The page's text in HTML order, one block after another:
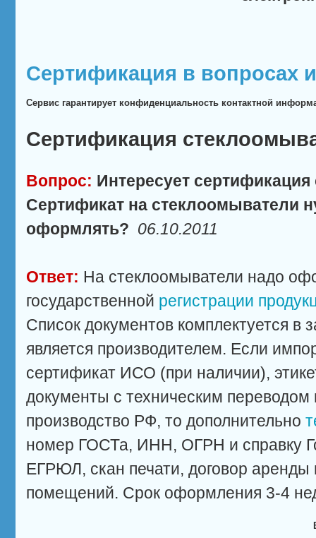
Сертификация в вопросах
Сервис гарантирует конфиденциальность контактной
Сертификация
Вопрос: Интересует
Сертификат на стеклоомыватели
оформлять? 06.10.2011
Ответ: На стеклоомыватели надо
государственной регистрации
Список документов комплектуется в
является производителем. Если
сертификат ИСО (при наличии),
документы с техническим переводом
производство РФ, то дополнительно
номер ГОСТа, ИНН, ОГРН и справку
ЕГРЮЛ, скан печати, договор аренды
помещений. Срок оформления 3-4